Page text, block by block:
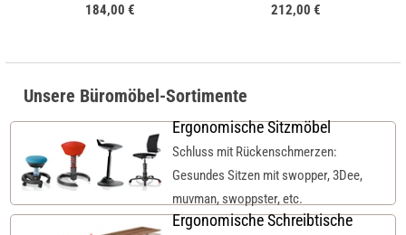
184,00 € 212,00 €
Unsere Büromöbel-Sortimente
Ergonomische Sitzmöbel
Schluss mit Rückenschmerzen:
Gesundes Sitzen mit swopper, 3Dee,
muvman, swoppster, etc.
Ergonomische Schreibtische